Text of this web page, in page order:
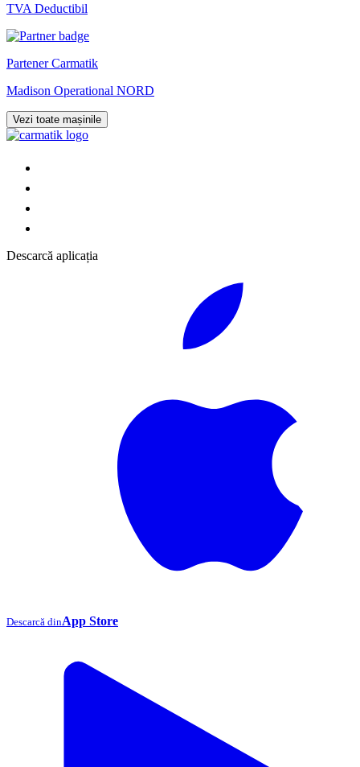
TVA Deductibil
Partener Carmatik
Madison Operational NORD
Vezi toate mașinile
Descarcă aplicația
Descarcă dinApp Store